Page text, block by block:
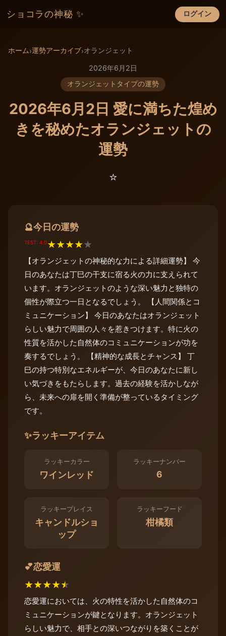
ショコラの神秘 ✨ ログイン
×
ホーム›運勢アーカイブ›オランジェット
2026年6月2日
オランジェットタイプの運勢
2026年6月2日 愛に満ちた煌め
きを秘めたオランジェットの
運勢
⭐️
🔮今日の運勢
TEST: 4.0★★★★★
【オランジェットの神秘的な力による詳細運勢】 今
日のあなたは丁巳の干支に宿る火の力に支えられて
います。オランジェットのような深い魅力と独特の
個性が際立つ一日となるでしょう。 【人間関係とコ
ミュニケーション】 今日のあなたはオランジェット
らしい魅力で周囲の人々を惹きつけます。特に火の
性質を活かした自然体のコミュニケーションが功を
奏するでしょう。 【精神的な成長とチャンス】 丁
巳の持つ特別なエネルギーが、今日のあなたに新し
い気づきをもたらします。過去の経験を活かしなが
ら、未来への扉を開く準備が整っているタイミング
です。
✨ラッキーアイテム
ラッキーカラー
ワインレッド
ラッキーナンバー
6
ラッキープレイス
キャンドルショ
ップ
ラッキーフード
柑橘類
💕恋愛運
★★★★★
恋愛運においては、火の特性を活かした自然体のコ
ミュニケーションが鍵となります。オランジェット
らしい魅力で、相手との深いつながりを築くことが